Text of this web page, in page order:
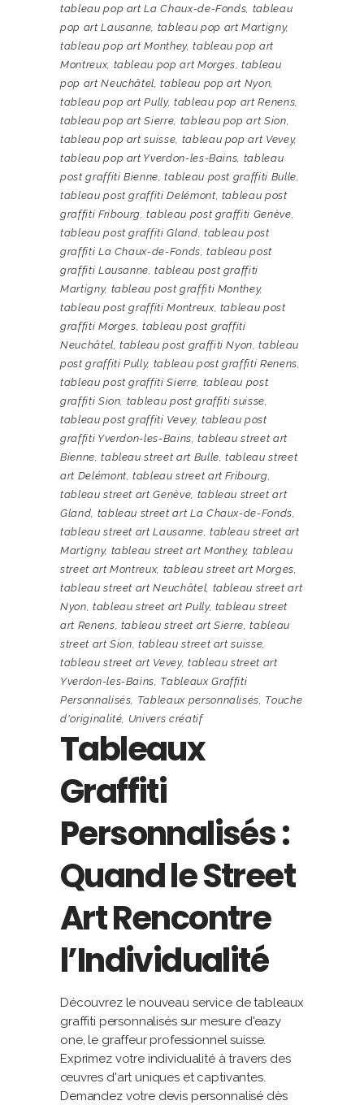
tableau pop art La Chaux-de-Fonds, tableau
pop art Lausanne, tableau pop art Martigny,
tableau pop art Monthey,tableau pop art
Montreux, tableau pop art Morges,tableau
pop art Neuchâtel,tableau pop art Nyon,
tableau pop art Pully, tableau pop art Renens,
tableau pop art Sierre, tableau pop art Sion,
tableau pop art suisse, tableau pop art Vevey,
tableau pop art Yverdon-les-Bains, tableau
post graffiti Bienne,tableau post graffiti Bulle,
tableau post graffiti Delémont, tableau post
graffiti Fribourg,tableau post graffiti Genève,
tableau post graffiti Gland, tableau post
graffiti La Chaux-de-Fonds,tableau post
graffiti Lausanne,tableau post graffiti
Martigny, tableau post graffiti Monthey,
tableau post graffiti Montreux, tableau post
graffiti Morges,tableau post graffiti
Neuchâtel,tableau post graffiti Nyon,tableau
post graffiti Pully, tableau post graffiti Renens,
tableau post graffiti Sierre, tableau post
graffiti Sion, tableau post graffiti suisse,
tableau post graffiti Vevey, tableau post
graffiti Yverdon-les-Bains,tableau street art
Bienne,tableau street art Bulle,tableau street
art Delémont,tableau street art Fribourg,
tableau street art Genève, tableau street art
Gland, tableau street art La Chaux-de-Fonds,
tableau street art Lausanne, tableau street art
Martigny, tableau street art Monthey, tableau
street art Montreux, tableau street art Morges,
tableau street art Neuchâtel, tableau street art
Nyon, tableau street art Pully, tableau street
art Renens, tableau street art Sierre,tableau
street art Sion,tableau street art suisse,
tableau street art Vevey, tableau street art
Yverdon-les-Bains, Tableaux Graffiti
Personnalisés, Tableaux personnalisés, Touche
d'originalité, Univers créatif
Tableaux
Graffiti
Personnalisés :
Quand le Street
Art Rencontre
l’Individualité
Découvrez le nouveau service de tableaux
graffiti personnalisés sur mesure d'eazy
one, le graffeur professionnel suisse.
Exprimez votre individualité à travers des
œuvres d'art uniques et captivantes.
Demandez votre devis personnalisé dès